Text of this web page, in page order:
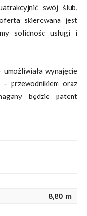
swój ślub,
skierowana jest
solidnośc usługi i
wynajęcie
przewodnikiem oraz
będzie patent
8,80 m